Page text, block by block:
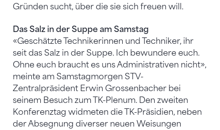
Gründen sucht, über die sie sich freuen will.
Das Salz in der Suppe am Samstag
«Geschätzte Technikerinnen und Techniker, ihr
seit das Salz in der Suppe. Ich bewundere euch.
Ohne euch braucht es uns Administrativen nicht»,
meinte am Samstagmorgen STV-
Zentralpräsident Erwin Grossenbacher bei
seinem Besuch zum TK-Plenum. Den zweiten
Konferenztag widmeten die TK-Präsidien, neben
der Absegnung diverser neuen Weisungen